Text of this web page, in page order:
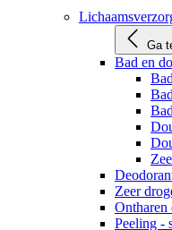
Ga
Bad en
Zeer
Ontharen
Peeling -